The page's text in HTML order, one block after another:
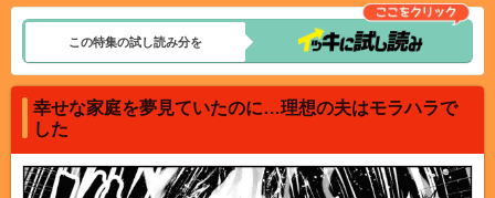
この特集の試し読み分を
幸せな家庭を夢見ていたのに…理想の夫はモラハラで
した